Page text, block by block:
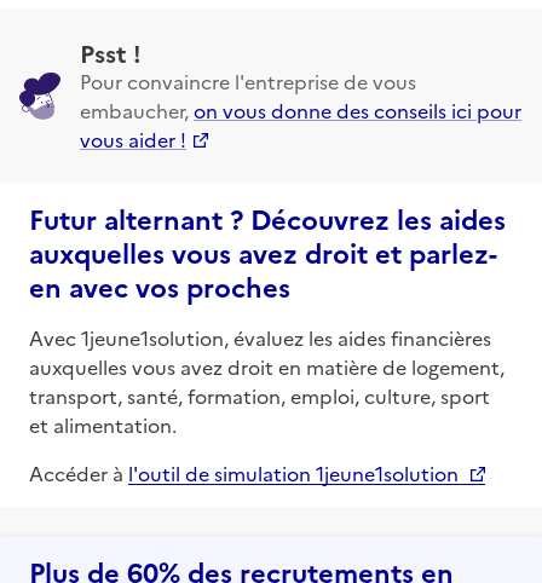
Psst !
Pour convaincre l'entreprise de vous
embaucher,on vous donne des conseils ici pour
vous aider !
Futur alternant ? Découvrez les aides
auxquelles vous avez droit et parlez-
en avec vos proches
Avec 1jeune1solution, évaluez les aides financières
auxquelles vous avez droit en matière de logement,
transport, santé, formation, emploi, culture, sport
et alimentation.
Accéder à l'outil de simulation 1jeune1solution
Plus de 60% des recrutements en